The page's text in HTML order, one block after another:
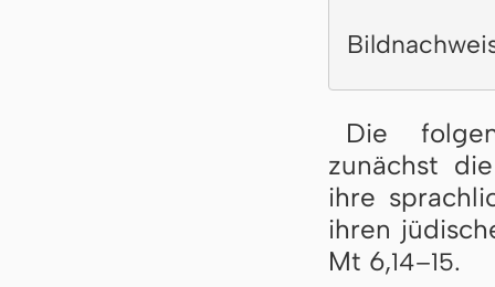
Die
zunächst
ihre
ihren
Mt 6,14–15.